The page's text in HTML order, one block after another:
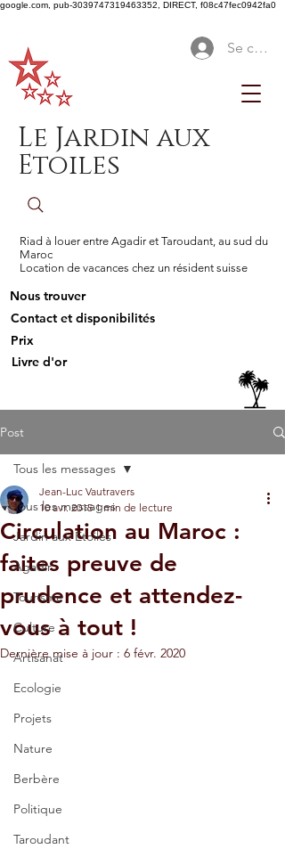
google.com, pub-3039747319463352, DIRECT, f08c47fec0942fa0
Se
Le Jardin aux
Etoiles
Riad à louer entre Agadir et Taroudant, au sud du
Maroc
Location de vacances chez un résident suisse
Nous trouver
Contact et disponibilités
Prix
Livre d'or
Post
Tous les messages
Jardin aux Etoiles
Agadir
Tourisme
Culture
Artisanat
Ecologie
Projets
Nature
Berbère
Politique
Taroudant
Tous les messages
Circulation au Maroc :
faites preuve de
prudence et attendez-
vous à tout !
Jean-Luc Vautravers
10 avr. 2015 1 min de lecture
Dernière mise à jour : 6 févr. 2020